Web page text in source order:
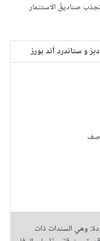
وتجذب صناديقُ الاستثمار
و ستاندرد آند بورز
وهي السندات ذات